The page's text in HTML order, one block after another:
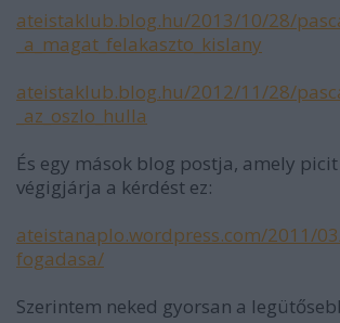
ateistaklub.blog.hu/2013/10/28/
_a_magat_felakaszto_kislany
ateistaklub.blog.hu/2012/11/28/
_az_oszlo_hulla
És egy mások blog postja, amely
végigjárja a kérdést ez:
ateistanaplo.wordpress.com/2011/
fogadasa/
Szerintem neked gyorsan a